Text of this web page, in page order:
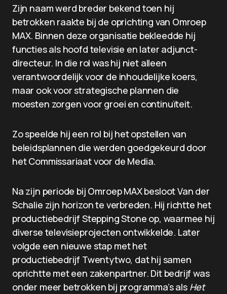
Zijn naam werd breder bekend toen hij
betrokken raakte bij de oprichting van Omroep
MAX. Binnen deze organisatie bekleedde hij
functies als hoofd televisie en later adjunct-
directeur. In die rol was hij niet alleen
verantwoordelijk voor de inhoudelijke koers,
maar ook voor strategische plannen die
moesten zorgen voor groei en continuïteit.
Zo speelde hij een rol bij het opstellen van
beleidsplannen die werden goedgekeurd door
het Commissariaat voor de Media.
Na zijn periode bij Omroep MAX besloot Van der
Schalie zijn horizon te verbreden. Hij richtte het
productiebedrijf Stepping Stone op, waarmee hij
diverse televisieprojecten ontwikkelde. Later
volgde een nieuwe stap met het
productiebedrijf Twentytwo, dat hij samen
oprichtte met een zakenpartner. Dit bedrijf was
onder meer betrokken bij programma’s als Het